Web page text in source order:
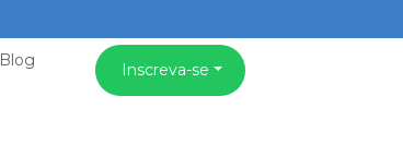
Blog Inscreva-se